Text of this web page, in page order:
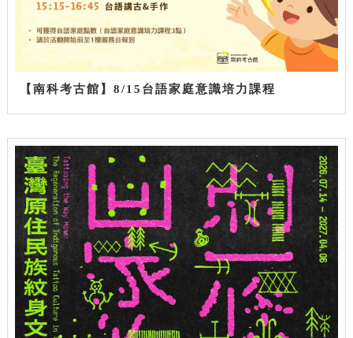
【南科考古館】8/15台語家庭意識培力課程